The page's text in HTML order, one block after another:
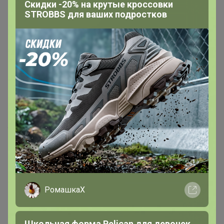
В теме "СКИДКИ на демисезон - цены от 2880р!
Ledos - надежные мужские куртки с 46 до 66
размера! Бомберы, парки, пуховики * Рассрочка
ДОЛЯМИ * ПОСЛЕДНИЙ ВЫКУП, дозаказ до 26/01"
23 января, 2025 03:28
belkakrsk, добрый день, подскажите, пожалуйста, при
оплате долями проценты банку выплачиваются? Или
только стоимость товара плюс оргпроцент?
АннаСова
В теме "БАРОША ⚡️ЧЕРНАЯ ПЯТНИЦА до -50%⚡️
Скидки -20% на крутые кроссовки
STROBBS для ваших подростков
РомашкаХ